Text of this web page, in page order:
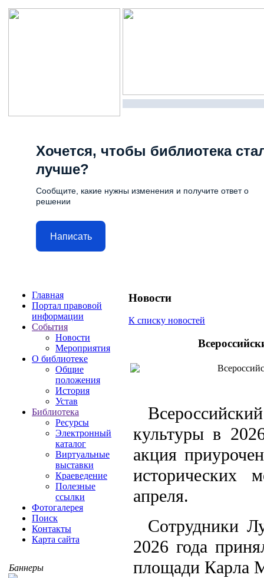
Хочется, чтобы библиотека
лучше?
Сообщите, какие нужны изменения и получите ответ о
решении
Написать
Главная
Портал правовой
информации
События
Новости
Мероприятия
О библиотеке
Общие
положения
История
Устав
Библиотека
Ресурсы
Электронный
каталог
Виртуальные
выставки
Краеведение
Полезные
ссылки
Фотогалерея
Поиск
Контакты
Карта сайта
Баннеры
Новости
К списку новостей
культуры в
акция
исторических
апреля.
Сотрудники
2026 года
площади Карла